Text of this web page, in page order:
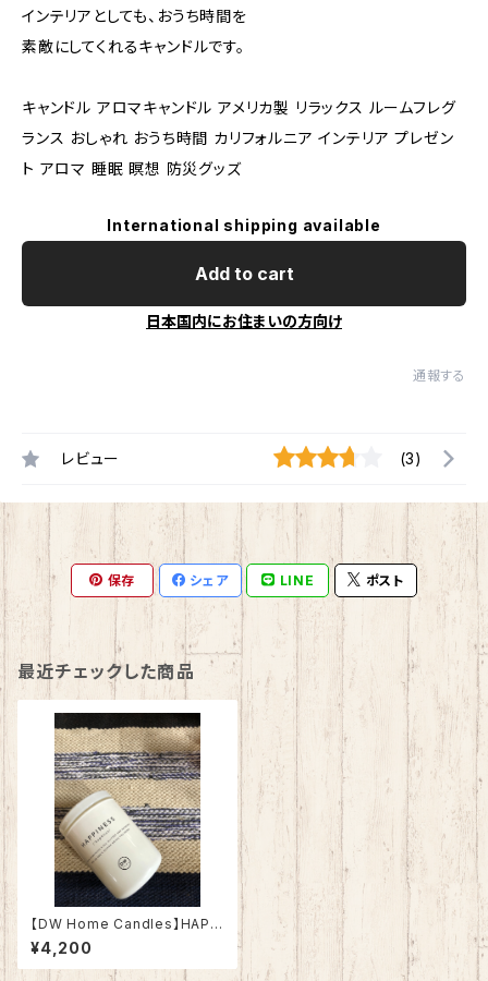
インテリアとしても、おうち時間を
素敵にしてくれるキャンドルです。
キャンドル アロマキャンドル アメリカ製 リラックス ルームフレグ
ランス おしゃれ おうち時間 カリフォルニア インテリア プレゼン
ト アロマ 睡眠 瞑想 防災グッズ
International shipping available
Add to cart
日本国内にお住まいの方向け
通報する
レビュー (3)
保存 シェア LINE ポスト
最近チェックした商品
【DW Home Candles】HAPPI
NESS 3.8oz【アロマキャンド
ル】
¥4,200